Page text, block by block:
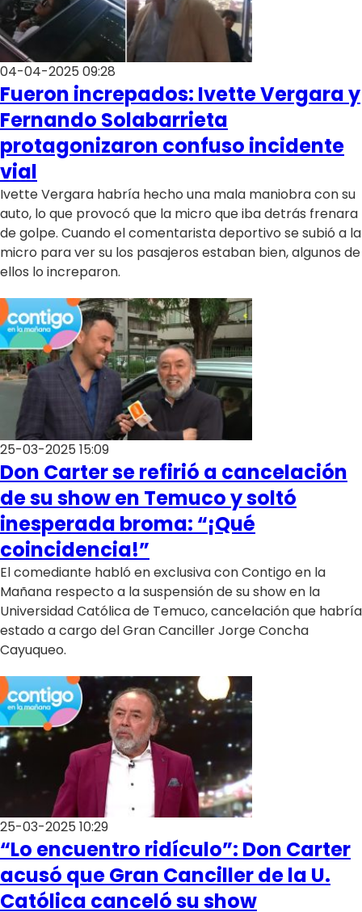
04-04-2025 09:28
Fueron increpados: Ivette Vergara y
Fernando Solabarrieta
protagonizaron confuso incidente
vial
Ivette Vergara habría hecho una mala maniobra con su
auto, lo que provocó que la micro que iba detrás frenara
de golpe. Cuando el comentarista deportivo se subió a la
micro para ver su los pasajeros estaban bien, algunos de
ellos lo increparon.
25-03-2025 15:09
Don Carter se refirió a cancelación
de su show en Temuco y soltó
inesperada broma: “¡Qué
coincidencia!”
El comediante habló en exclusiva con Contigo en la
Mañana respecto a la suspensión de su show en la
Universidad Católica de Temuco, cancelación que habría
estado a cargo del Gran Canciller Jorge Concha
Cayuqueo.
25-03-2025 10:29
“Lo encuentro ridículo”: Don Carter
acusó que Gran Canciller de la U.
Católica canceló su show